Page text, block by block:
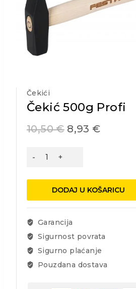
Čekići
Čekić 500g Profi
10,50€ 8,93 €
Čekić
količina
DODAJ U KOŠARICU
Garancija
Sigurnost povrata
Sigurno plaćanje
Pouzdana dostava